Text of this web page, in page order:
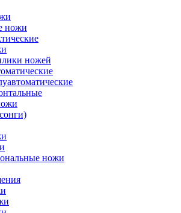
ножи
ножей
ножи